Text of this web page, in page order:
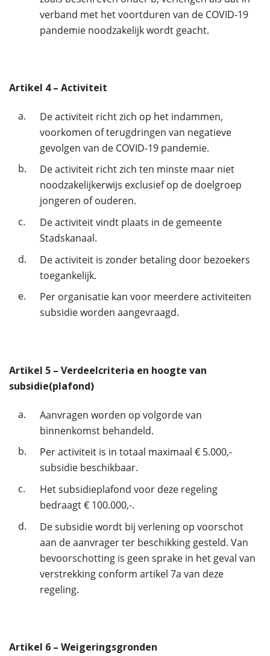
verband met het voortduren van de COVID-19
pandemie noodzakelijk wordt geacht.
Artikel 4– Activiteit
a.
De activiteit richt zich op het indammen,
voorkomen of terugdringen van negatieve
gevolgen van de COVID-19 pandemie.
b.
De activiteit richt zich ten minste maar niet
noodzakelijkerwijs exclusief op de doelgroep
jongeren of ouderen.
c.
De activiteit vindt plaats in de gemeente
Stadskanaal.
d.
De activiteit is zonder betaling door bezoekers
toegankelijk.
e.
Per organisatie kan voor meerdere activiteiten
subsidie worden aangevraagd.
Artikel 5 – Verdeelcriteria en hoogte van
subsidie(plafond)
a.
Aanvragen worden op volgorde van
binnenkomst behandeld.
b.
Per activiteit is in totaal maximaal € 5.000,-
subsidie beschikbaar.
c.
Het subsidieplafond voor deze regeling
bedraagt € 100.000,-.
d.
De subsidie wordt bij verlening op voorschot
aan de aanvrager ter beschikking gesteld. Van
bevoorschotting is geen sprake in het geval van
verstrekking conform artikel 7a van deze
regeling.
Artikel 6 – Weigeringsgronden